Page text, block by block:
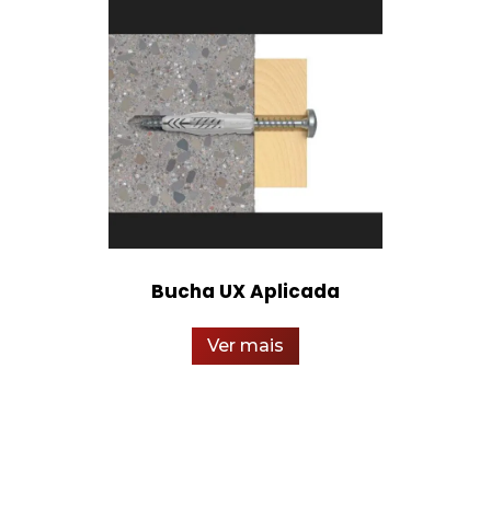
Bucha UX Aplicada
Ver mais